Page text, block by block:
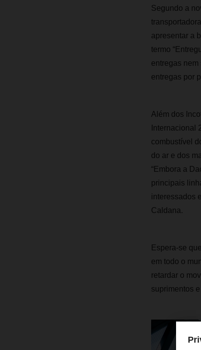
Segundo a
apresentar a
termo
entregas
entregas por
Além dos
Internacional
combustível
do ar e dos
“Embora a
principais
interessados
Caldana.
Espera-se
em todo o
retardar o
suprimentos